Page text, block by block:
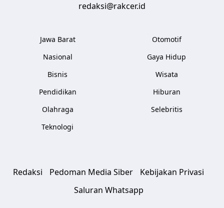
redaksi@rakcer.id
Jawa Barat
Nasional
Bisnis
Pendidikan
Olahraga
Teknologi
Otomotif
Gaya Hidup
Wisata
Hiburan
Selebritis
Redaksi Pedoman Media Siber
Kebijakan Privasi
Saluran Whatsapp